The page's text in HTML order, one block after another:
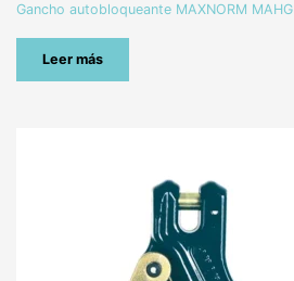
Gancho autobloqueante MAXNORM MAHG
Leer más